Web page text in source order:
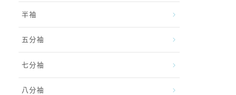
半袖
五分袖
七分袖
八分袖